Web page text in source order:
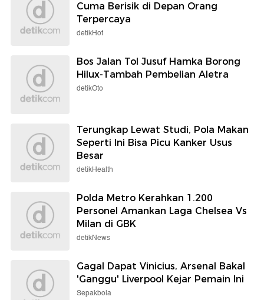
Cuma Berisik di Depan Orang
Terpercaya
detikHot
Bos Jalan Tol Jusuf Hamka Borong
Hilux-Tambah Pembelian Aletra
detikOto
Terungkap Lewat Studi, Pola Makan
Seperti Ini Bisa Picu Kanker Usus
Besar
detikHealth
Polda Metro Kerahkan 1.200
Personel Amankan Laga Chelsea Vs
Milan di GBK
detikNews
Gagal Dapat Vinicius, Arsenal Bakal
'Ganggu' Liverpool Kejar Pemain Ini
Sepakbola